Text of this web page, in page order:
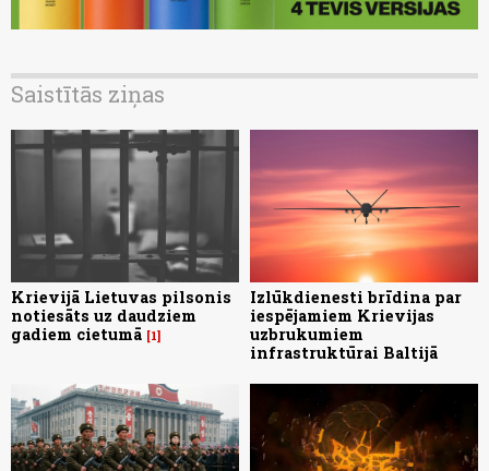
Saistītās ziņas
Krievijā Lietuvas pilsonis
notiesāts uz daudziem
gadiem cietumā 1
Izlūkdienesti brīdina par
iespējamiem Krievijas
uzbrukumiem
infrastruktūrai Baltijā